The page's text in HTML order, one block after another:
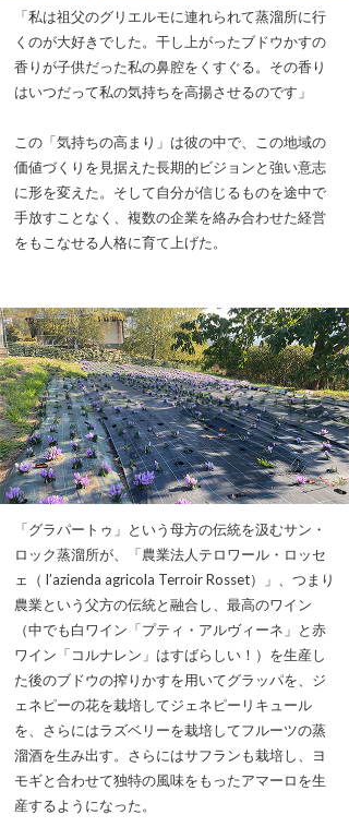
「私は祖父のグリエルモに連れられて蒸溜所に行
くのが大好きでした。干し上がったブドウかすの
香りが子供だった私の鼻腔をくすぐる。その香り
はいつだって私の気持ちを高揚させるのです」
この「気持ちの高まり」は彼の中で、この地域の
価値づくりを見据えた長期的ビジョンと強い意志
に形を変えた。そして自分が信じるものを途中で
手放すことなく、複数の企業を絡み合わせた経営
をもこなせる人格に育て上げた。
「グラパートゥ」という母方の伝統を汲むサン・
ロック蒸溜所が、「農業法人テロワール・ロッセ
ェ（ l’azienda agricola Terroir Rosset）」、つまり
農業という父方の伝統と融合し、最高のワイン
（中でも白ワイン「プティ・アルヴィーネ」と赤
ワイン「コルナレン」はすばらしい！）を生産し
た後のブドウの搾りかすを用いてグラッパを、ジ
ェネピーの花を栽培してジェネピーリキュール
を、さらにはラズベリーを栽培してフルーツの蒸
溜酒を生み出す。さらにはサフランも栽培し、ヨ
モギと合わせて独特の風味をもったアマーロを生
産するようになった。